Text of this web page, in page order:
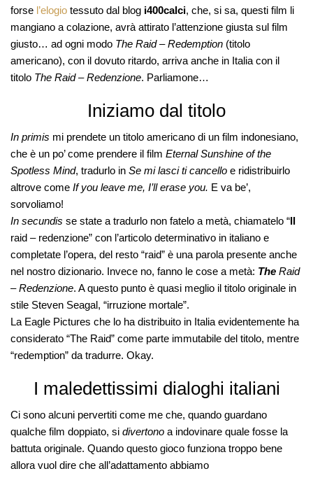
forse l’elogio tessuto dal blog i400calci, che, si sa, questi film li
mangiano a colazione, avrà attirato l’attenzione giusta sul film
giusto… ad ogni modo The Raid – Redemption (titolo
americano), con il dovuto ritardo, arriva anche in Italia con il
titolo The Raid – Redenzione. Parliamone…
Iniziamo dal titolo
In primis mi prendete un titolo americano di un film indonesiano,
che è un po’ come prendere il film Eternal Sunshine of the
Spotless Mind, tradurlo in Se mi lasci ti cancello e ridistribuirlo
altrove come If you leave me, I’ll erase you. E va be’,
sorvoliamo!
In secundis se state a tradurlo non fatelo a metà, chiamatelo “Il
raid – redenzione” con l’articolo determinativo in italiano e
completate l’opera, del resto “raid” è una parola presente anche
nel nostro dizionario. Invece no, fanno le cose a metà: The Raid
– Redenzione. A questo punto è quasi meglio il titolo originale in
stile Steven Seagal, “irruzione mortale”.
La Eagle Pictures che lo ha distribuito in Italia evidentemente ha
considerato “The Raid” come parte immutabile del titolo, mentre
“redemption” da tradurre. Okay.
I maledettissimi dialoghi italiani
Ci sono alcuni pervertiti come me che, quando guardano
qualche film doppiato, si divertono a indovinare quale fosse la
battuta originale. Quando questo gioco funziona troppo bene
allora vuol dire che all’adattamento abbiamo